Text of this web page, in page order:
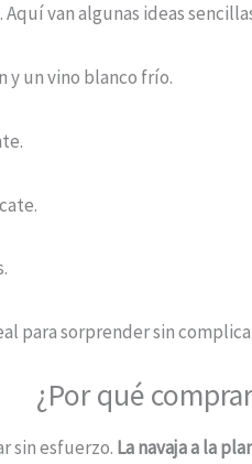
van algunas ideas
y un vino blanco frío.
para sorprender sin
¿Por qué
sin esfuerzo. La navaja a la